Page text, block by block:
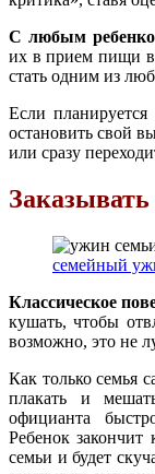
С любым
их в прием пищи
стать одним из
Если
остановить свой
или сразу
семейный
Классическое
кушать, чтобы
возможно, это не
Как только семья
плакать и
официанта
Ребенок
семьи и будет